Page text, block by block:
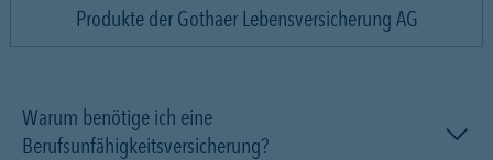
Produkte der Gothaer Lebensversicherung AG
Warum benötige ich eine
Berufsunfähigkeitsversicherung?